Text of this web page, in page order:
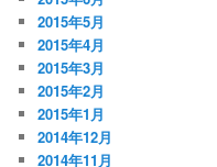
2015年5月
2015年4月
2015年3月
2015年2月
2015年1月
2014年12月
2014年11月